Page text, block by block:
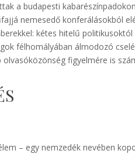
a budapesti
nemesedő konferálásokból
kétes hitelű
félhomályában álmodozó
figyelmére is
– egy nemzedék nevében